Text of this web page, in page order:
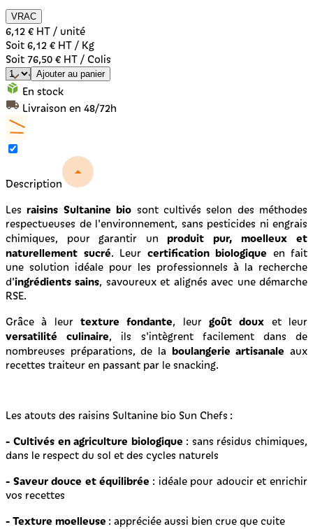
VRAC
6,12 € HT / unité
Soit 6,12 € HT / Kg
Soit 76,50 € HT / Colis
Ajouter au panier
En stock
Livraison en 48/72h
Description
Lesraisins Sultanine bio sont cultivés selon des méthodes
respectueuses de l'environnement, sans pesticides ni engrais
chimiques, pour garantir unproduit pur, moelleux et
naturellement sucré. Leur certification biologique en fait
une solution idéale pour les professionnels à la recherche
d'ingrédients sains, savoureux et alignés avec une démarche
RSE.
Grâce à leur texture fondante, leurgoût doux et leur
versatilité culinaire, ils s'intègrent facilement dans de
nombreuses préparations, de la boulangerie artisanale aux
recettes traiteur en passant par le snacking.
Les atouts des raisins Sultanine bio Sun Chefs :
- Cultivés en agriculture biologique : sans résidus chimiques,
dans le respect du sol et des cycles naturels
- Saveur douce et équilibrée : idéale pour adoucir et enrichir
vos recettes
- Texture moelleuse : appréciée aussi bien crue que cuite